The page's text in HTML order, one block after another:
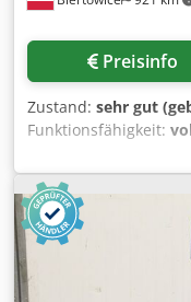
Preisinfo
Zustand: sehr gut
Funktionsfähigkeit:
mm Arbeitshöhe 140
m/min
unten – 22 kW 2.
18,5 kW 5. rechts –
Crodpfjy N N U Nex
kW 10. unten – 22
möglich + 17.900